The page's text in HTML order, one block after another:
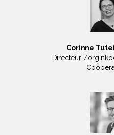
Corinne
Directeur